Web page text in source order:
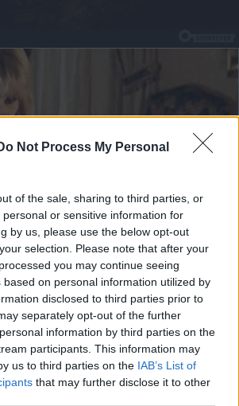
Not Process My Personal
of the sale, sharing to third parties, or
or sensitive information for
by us, please use the below opt-out
selection. Please note that after your
you may continue seeing
based on personal information utilized by
disclosed to third parties prior to
separately opt-out of the further
information by third parties on the
participants. This information may
us to third parties on the IAB’s List of
that may further disclose it to other